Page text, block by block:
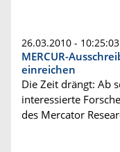
26.03.2010 - 10:25:03
MERCUR-
einreichen
Die Zeit drängt: Ab
interessierte
des Mercator